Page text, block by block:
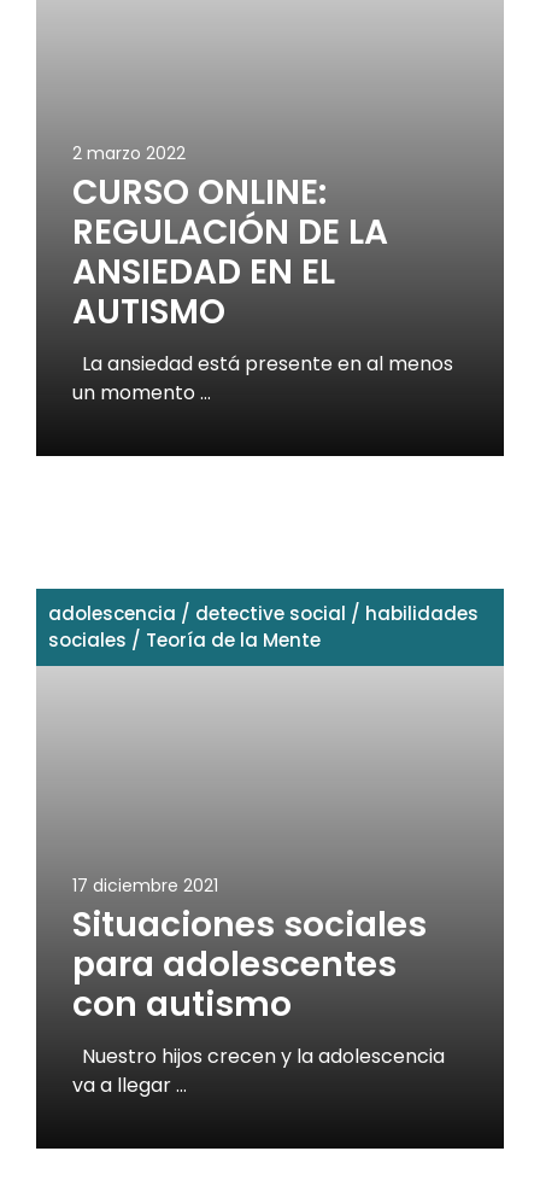
2 marzo 2022
CURSO ONLINE:
REGULACIÓN DE LA
ANSIEDAD EN EL
AUTISMO
La ansiedad está presente en al menos
un momento …
adolescencia / detective social / habilidades
sociales / Teoría de la Mente
17 diciembre 2021
Situaciones sociales
para adolescentes
con autismo
Nuestro hijos crecen y la adolescencia
va a llegar …